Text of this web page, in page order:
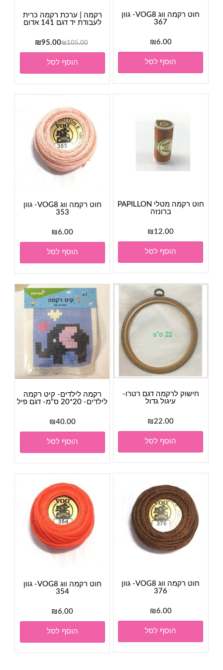
חוט רקמה ווג VOG8- גוון
367
₪6.00
הוסף לסל
רקמה | ערכת רקמה כרית
לעבודת יד דגם 141 אדום
₪105.00
המחיר
המקורי
היה:
₪105.00.
₪95.00
הנוכחי
₪95.00.
הוסף לסל
חוט רקמה מטלי PAPILLON
ברונזה
₪12.00
הוסף לסל
חוט רקמה ווג VOG8- גוון
353
₪6.00
הוסף לסל
חישוק לרקמה דגם רטרו-
עיגול גדול
₪22.00
הוסף לסל
רקמה לילדים- קיט רקמה
לילדים- 20*20 ס"מ- דגם פיל
₪40.00
הוסף לסל
חוט רקמה ווג VOG8- גוון
376
₪6.00
הוסף לסל
חוט רקמה ווג VOG8- גוון
354
₪6.00
הוסף לסל